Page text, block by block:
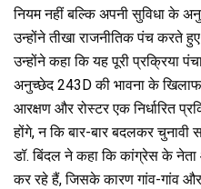
नियम नहीं बल्कि अपनी सुविधा के
उन्होंने तीखा राजनीतिक पंच करते
उन्होंने कहा कि यह पूरी प्रक्रिया
अनुच्छेद 243D की भावना के खिलाफ
आरक्षण और रोस्टर एक निर्धारित
होंगे, न कि बार-बार बदलकर चुनावी
डॉ. बिंदल ने कहा कि कांग्रेस के
कर रहे हैं, जिसके कारण गांव-गांव